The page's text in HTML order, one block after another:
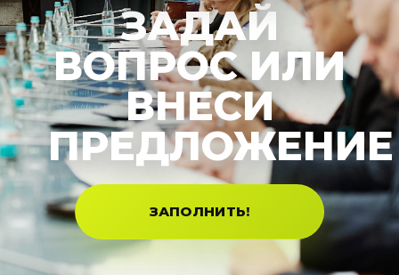
ЗАДАЙ
ВОПРОС ИЛИ
ВНЕСИ
ПРЕДЛОЖЕНИЕ
ЗАПОЛНИТЬ!